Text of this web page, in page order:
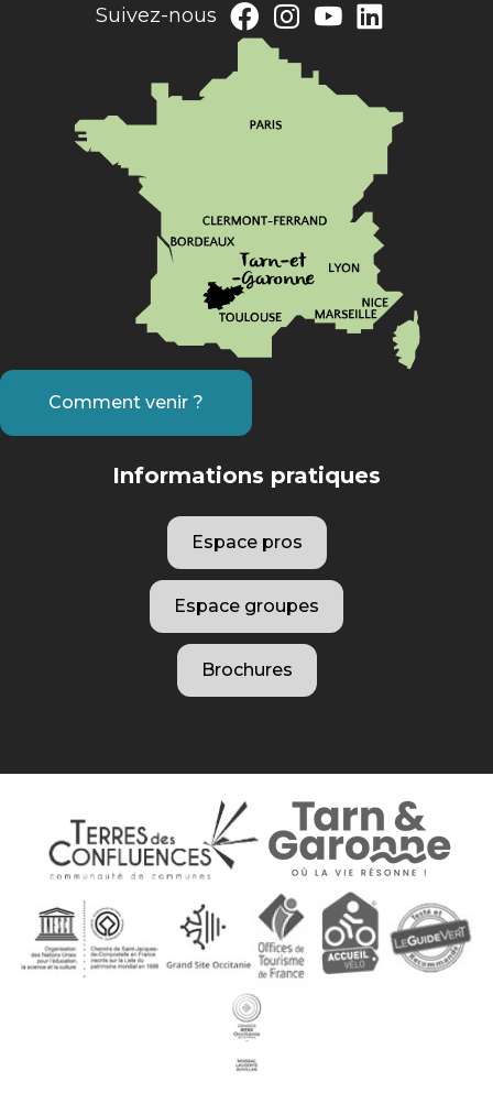
Suivez-nous
Comment venir ?
Informations pratiques
Espace pros
Espace groupes
Brochures